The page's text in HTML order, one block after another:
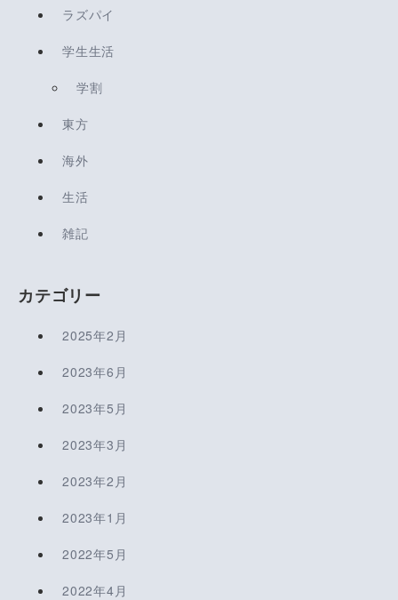
ラズパイ
学生生活
学割
東方
海外
生活
雑記
カテゴリー
2025年2月
2023年6月
2023年5月
2023年3月
2023年2月
2023年1月
2022年5月
2022年4月